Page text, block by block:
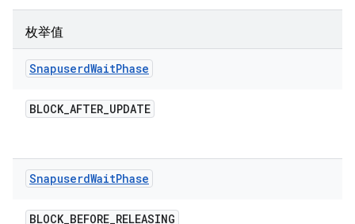
枚举值
SnapuserdWaitPhase
BLOCK_AFTER_UPDATE
SnapuserdWaitPhase
BLOCK_BEFORE_RELEASING